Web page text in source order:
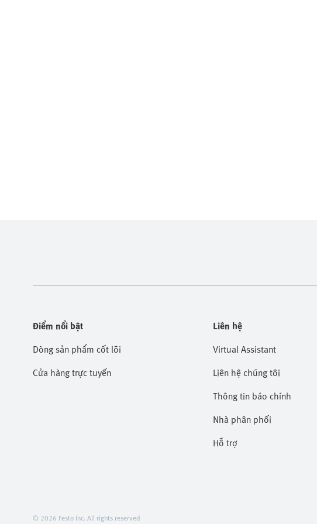
Điểm nổi bật
Dòng sản phẩm cốt lõi
Cửa hàng trực tuyến
Liên hệ
Virtual Assistant
Liên hệ chúng tôi
Thông tin báo chính
Nhà phân phối
Hỗ trợ
© 2026 Festo Inc. All rights reserved